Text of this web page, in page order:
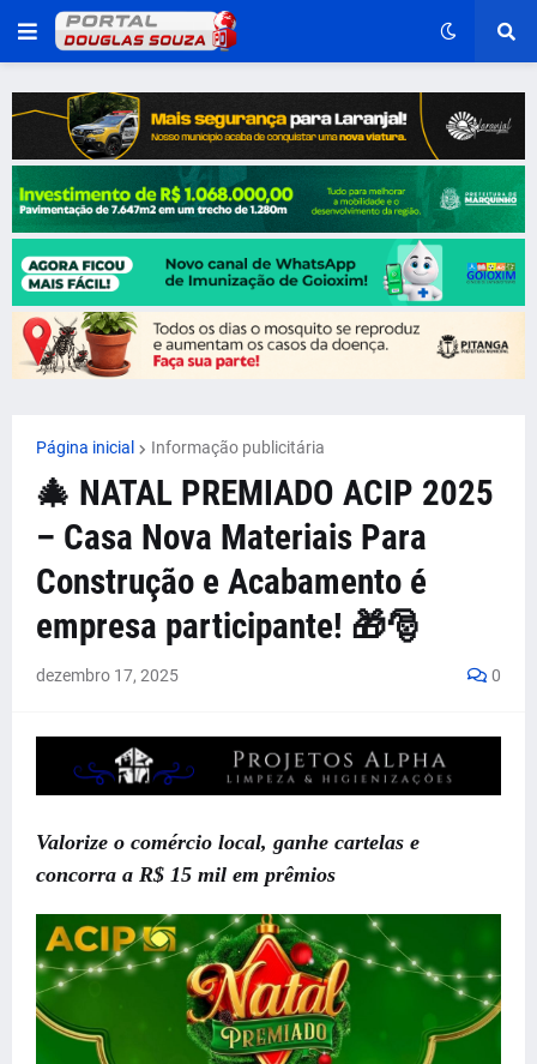
Página inicial Informação publicitária
🎄 NATAL PREMIADO ACIP 2025
– Casa Nova Materiais Para
Construção e Acabamento é
empresa participante! 🎁🎅
dezembro 17, 2025 0
Valorize o comércio local, ganhe cartelas e
concorra a R$ 15 mil em prêmios